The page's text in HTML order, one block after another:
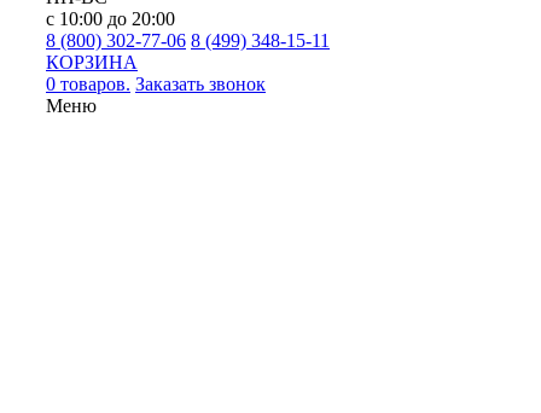
с 10:00 до 20:00
8 (800) 302-77-06 8 (499) 348-15-11
КОРЗИНА
0 товаров. Заказать звонок
Меню